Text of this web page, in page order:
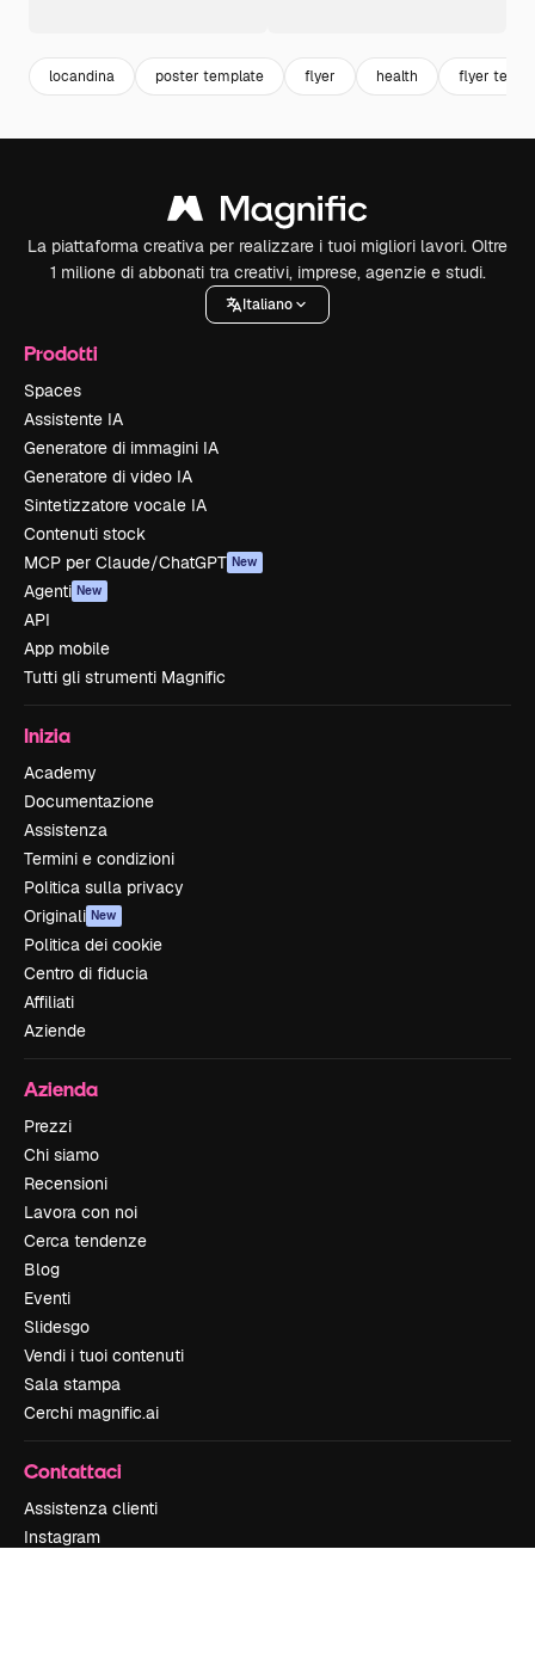
locandina poster template flyer health flyer
La piattaforma creativa per realizzare i tuoi migliori lavori. Oltre
1 milione di abbonati tra creativi, imprese, agenzie e studi.
Italiano
Prodotti
Spaces
Assistente IA
Generatore di immagini IA
Generatore di video IA
Sintetizzatore vocale IA
Contenuti stock
MCP per Claude/ChatGPT New
Agenti New
API
App mobile
Tutti gli strumenti Magnific
Inizia
Academy
Documentazione
Assistenza
Termini e condizioni
Politica sulla privacy
Originali New
Politica dei cookie
Centro di fiducia
Affiliati
Aziende
Azienda
Prezzi
Chi siamo
Recensioni
Lavora con noi
Cerca tendenze
Blog
Eventi
Slidesgo
Vendi i tuoi contenuti
Sala stampa
Cerchi magnific.ai
Contattaci
Assistenza clienti
Instagram